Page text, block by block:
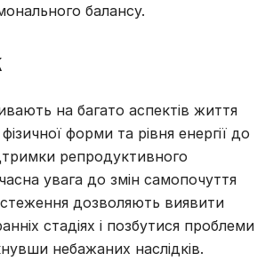
балансу.
на багато аспектів життя
форми та рівня енергії до
репродуктивного
увага до змін самопочуття
дозволяють виявити
стадіях і позбутися проблеми
небажаних наслідків.